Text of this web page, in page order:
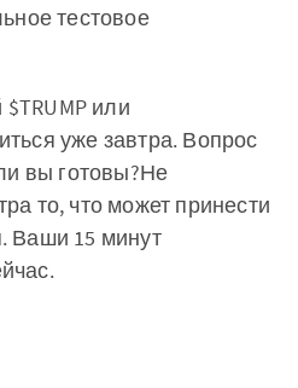
тестовое
или
уже завтра. Вопрос
вы готовы?Не
то, что может принести
Ваши 15 минут